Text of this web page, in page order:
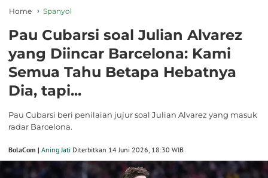
Home Spanyol
Pau Cubarsi soal Julian Alvarez
yang Diincar Barcelona: Kami
Semua Tahu Betapa Hebatnya
Dia, tapi...
Pau Cubarsi beri penilaian jujur soal Julian Alvarez yang masuk
radar Barcelona.
BolaCom | Aning Jati Diterbitkan 14 Juni 2026, 18:30 WIB